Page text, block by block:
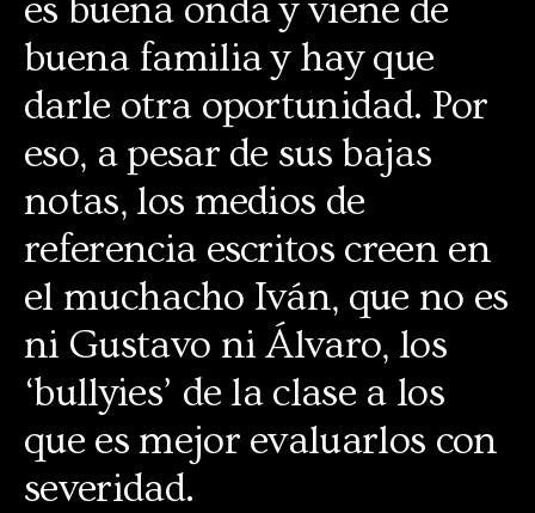
es buena onda y viene de
buena familia y hay que
darle otra oportunidad. Por
eso, a pesar de sus bajas
notas, los medios de
referencia escritos creen en
el muchacho Iván, que no es
ni Gustavo ni Álvaro, los
‘bullyies’ de la clase a los
que es mejor evaluarlos con
severidad.